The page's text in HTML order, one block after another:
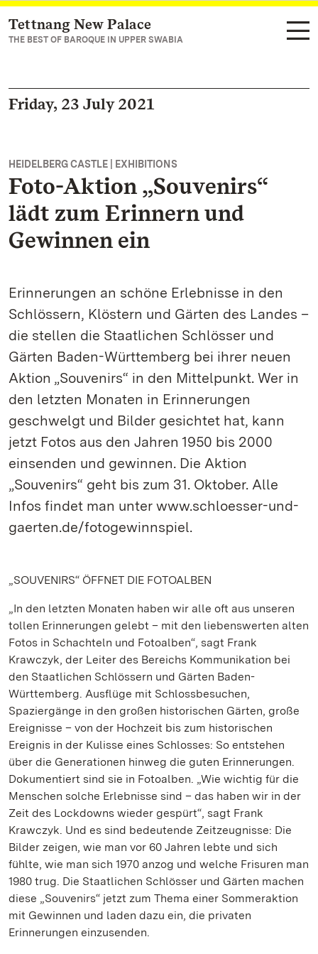
Navigate to main page
Tettnang New Palace
THE BEST OF BAROQUE IN UPPER SWABIA
Friday, 23 July 2021
HEIDELBERG CASTLE | EXHIBITIONS
Foto-Aktion „Souvenirs“
lädt zum Erinnern und
Gewinnen ein
Erinnerungen an schöne Erlebnisse in den
Schlössern, Klöstern und Gärten des Landes –
die stellen die Staatlichen Schlösser und
Gärten Baden-Württemberg bei ihrer neuen
Aktion „Souvenirs“ in den Mittelpunkt. Wer in
den letzten Monaten in Erinnerungen
geschwelgt und Bilder gesichtet hat, kann
jetzt Fotos aus den Jahren 1950 bis 2000
einsenden und gewinnen. Die Aktion
„Souvenirs“ geht bis zum 31. Oktober. Alle
Infos findet man unter www.schloesser-und-
gaerten.de/fotogewinnspiel.
„SOUVENIRS“ ÖFFNET DIE FOTOALBEN
„In den letzten Monaten haben wir alle oft aus unseren
tollen Erinnerungen gelebt – mit den liebenswerten alten
Fotos in Schachteln und Fotoalben“, sagt Frank
Krawczyk, der Leiter des Bereichs Kommunikation bei
den Staatlichen Schlössern und Gärten Baden-
Württemberg. Ausflüge mit Schlossbesuchen,
Spaziergänge in den großen historischen Gärten, große
Ereignisse – von der Hochzeit bis zum historischen
Ereignis in der Kulisse eines Schlosses: So entstehen
über die Generationen hinweg die guten Erinnerungen.
Dokumentiert sind sie in Fotoalben. „Wie wichtig für die
Menschen solche Erlebnisse sind – das haben wir in der
Zeit des Lockdowns wieder gespürt“, sagt Frank
Krawczyk. Und es sind bedeutende Zeitzeugnisse: Die
Bilder zeigen, wie man vor 60 Jahren lebte und sich
fühlte, wie man sich 1970 anzog und welche Frisuren man
1980 trug. Die Staatlichen Schlösser und Gärten machen
diese „Souvenirs“ jetzt zum Thema einer Sommeraktion
mit Gewinnen und laden dazu ein, die privaten
Erinnerungen einzusenden.